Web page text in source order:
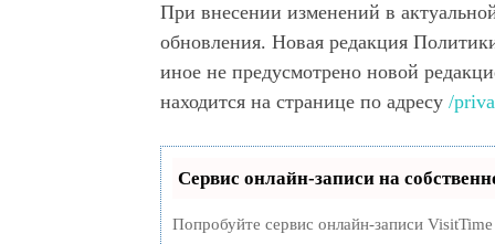
При внесении изменений в
обновления. Новая редакция
иное не предусмотрено новой
находится на странице по адресу /
Сервис онлайн-записи на
Попробуйте сервис онлайн-записи